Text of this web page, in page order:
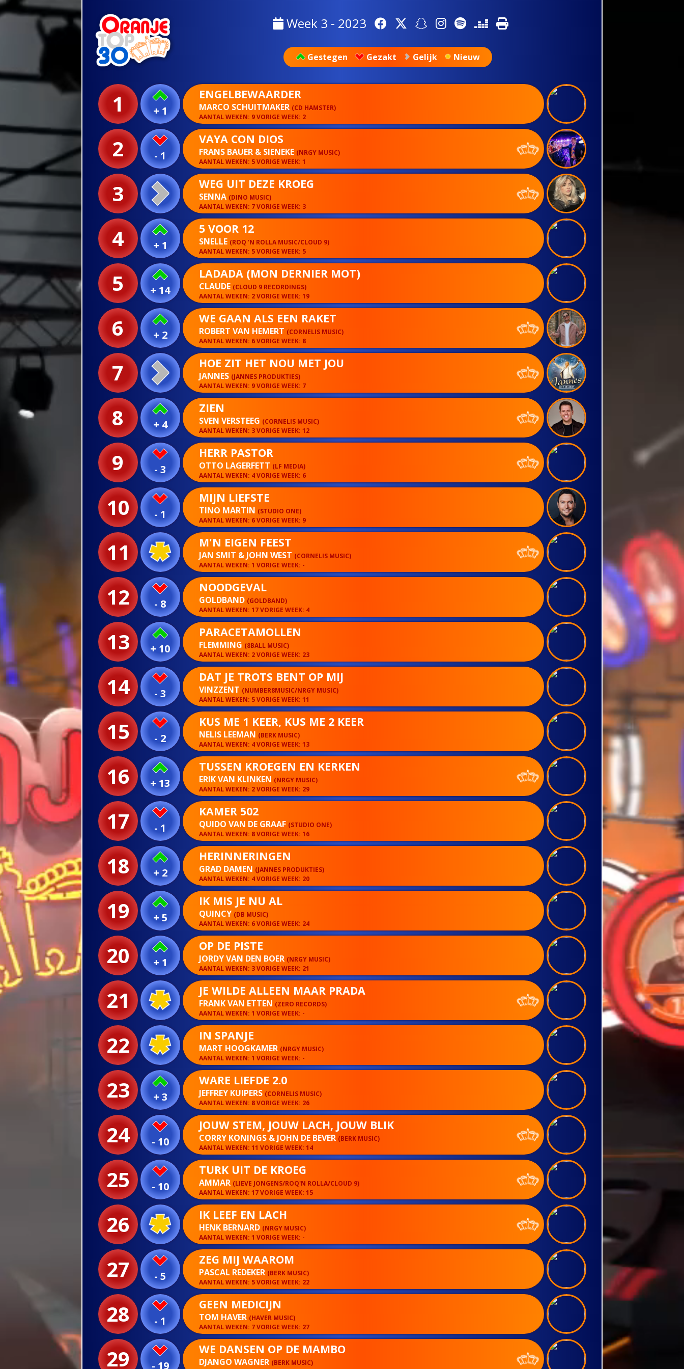
Week 3 - 2023
Gestegen Gezakt Gelijk Nieuw
1 + 1
ENGELBEWAARDER
MARCO SCHUITMAKER (CD HAMSTER)
AANTAL WEKEN: 9 VORIGE WEEK: 2
2 - 1
VAYA CON DIOS
FRANS BAUER & SIENEKE (NRGY MUSIC)
AANTAL WEKEN: 5 VORIGE WEEK: 1
3 WEG UIT DEZE KROEG
SENNA (DINO MUSIC)
AANTAL WEKEN: 7 VORIGE WEEK: 3
4 + 1
5 VOOR 12
SNELLE (ROQ 'N ROLLA MUSIC/CLOUD 9)
AANTAL WEKEN: 5 VORIGE WEEK: 5
5 + 14
LADADA (MON DERNIER MOT)
CLAUDE (CLOUD 9 RECORDINGS)
AANTAL WEKEN: 2 VORIGE WEEK: 19
6 + 2
WE GAAN ALS EEN RAKET
ROBERT VAN HEMERT (CORNELIS MUSIC)
AANTAL WEKEN: 6 VORIGE WEEK: 8
7 HOE ZIT HET NOU MET JOU
JANNES (JANNES PRODUKTIES)
AANTAL WEKEN: 9 VORIGE WEEK: 7
8 + 4
ZIEN
SVEN VERSTEEG (CORNELIS MUSIC)
AANTAL WEKEN: 3 VORIGE WEEK: 12
9 - 3
HERR PASTOR
OTTO LAGERFETT (LF MEDIA)
AANTAL WEKEN: 4 VORIGE WEEK: 6
10 - 1
MIJN LIEFSTE
TINO MARTIN (STUDIO ONE)
AANTAL WEKEN: 6 VORIGE WEEK: 9
11 M'N EIGEN FEEST
JAN SMIT & JOHN WEST (CORNELIS MUSIC)
AANTAL WEKEN: 1 VORIGE WEEK: -
12 - 8
NOODGEVAL
GOLDBAND (GOLDBAND)
AANTAL WEKEN: 17 VORIGE WEEK: 4
13 + 10
PARACETAMOLLEN
FLEMMING (8BALL MUSIC)
AANTAL WEKEN: 2 VORIGE WEEK: 23
14 - 3
DAT JE TROTS BENT OP MIJ
VINZZENT (NUMBER8MUSIC/NRGY MUSIC)
AANTAL WEKEN: 5 VORIGE WEEK: 11
15 - 2
KUS ME 1 KEER, KUS ME 2 KEER
NELIS LEEMAN (BERK MUSIC)
AANTAL WEKEN: 4 VORIGE WEEK: 13
16 + 13
TUSSEN KROEGEN EN KERKEN
ERIK VAN KLINKEN (NRGY MUSIC)
AANTAL WEKEN: 2 VORIGE WEEK: 29
17 - 1
KAMER 502
QUIDO VAN DE GRAAF (STUDIO ONE)
AANTAL WEKEN: 8 VORIGE WEEK: 16
18 + 2
HERINNERINGEN
GRAD DAMEN (JANNES PRODUKTIES)
AANTAL WEKEN: 4 VORIGE WEEK: 20
19 + 5
IK MIS JE NU AL
QUINCY (DB MUSIC)
AANTAL WEKEN: 6 VORIGE WEEK: 24
20 + 1
OP DE PISTE
JORDY VAN DEN BOER (NRGY MUSIC)
AANTAL WEKEN: 3 VORIGE WEEK: 21
21 JE WILDE ALLEEN MAAR PRADA
FRANK VAN ETTEN (ZERO RECORDS)
AANTAL WEKEN: 1 VORIGE WEEK: -
22 IN SPANJE
MART HOOGKAMER (NRGY MUSIC)
AANTAL WEKEN: 1 VORIGE WEEK: -
23 + 3
WARE LIEFDE 2.0
JEFFREY KUIPERS (CORNELIS MUSIC)
AANTAL WEKEN: 8 VORIGE WEEK: 26
24 - 10
JOUW STEM, JOUW LACH, JOUW BLIK
CORRY KONINGS & JOHN DE BEVER (BERK MUSIC)
AANTAL WEKEN: 11 VORIGE WEEK: 14
25 - 10
TURK UIT DE KROEG
AMMAR (LIEVE JONGENS/ROQ'N ROLLA/CLOUD 9)
AANTAL WEKEN: 17 VORIGE WEEK: 15
26 IK LEEF EN LACH
HENK BERNARD (NRGY MUSIC)
AANTAL WEKEN: 1 VORIGE WEEK: -
27 - 5
ZEG MIJ WAAROM
PASCAL REDEKER (BERK MUSIC)
AANTAL WEKEN: 5 VORIGE WEEK: 22
28 - 1
GEEN MEDICIJN
TOM HAVER (HAVER MUSIC)
AANTAL WEKEN: 7 VORIGE WEEK: 27
29 - 19
WE DANSEN OP DE MAMBO
DJANGO WAGNER (BERK MUSIC)